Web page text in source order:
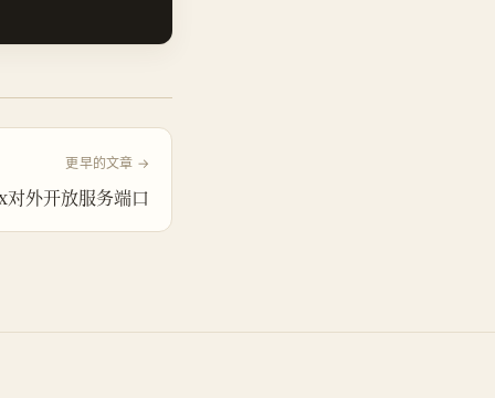
更早的文章 →
外开放服务端口